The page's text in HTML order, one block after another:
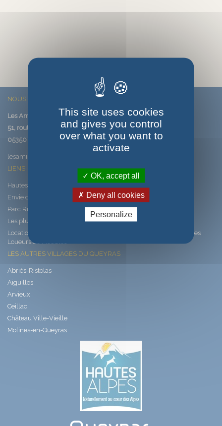
NOUS CONTACTER
Les Amis de Saint-Véran
51, route de Saint-Véran
05350 SAINT-VERAN
lesamisdesaintveran@saintveran.com
LIENS
Hautes-Alpes, les Alpes latines
Envie de Queyras
Parc Régional du Queyras
Les plus beaux villages de France
Locations meublées dans le Queyras, Association Queyrassine des
Loueurs de Meublés
LES AUTRES VILLAGES DU QUEYRAS
Abriès-Ristolas
Aiguilles
Arvieux
Ceillac
Château Ville-Vieille
Molines-en-Queyras
This site uses cookies
and gives you control
over what you want to
activate
OK, accept all
Deny all cookies
Personalize